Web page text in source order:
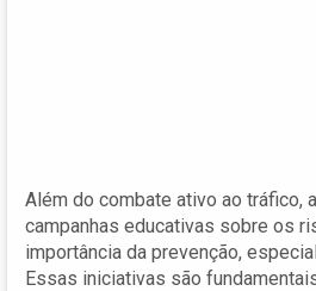
Além do combate ativo ao tráfico,
campanhas educativas sobre os
importância da prevenção,
Essas iniciativas são